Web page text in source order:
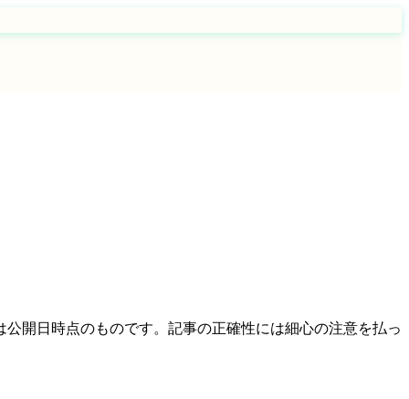
開日時点のものです。記事の正確性には細心の注意を払っ